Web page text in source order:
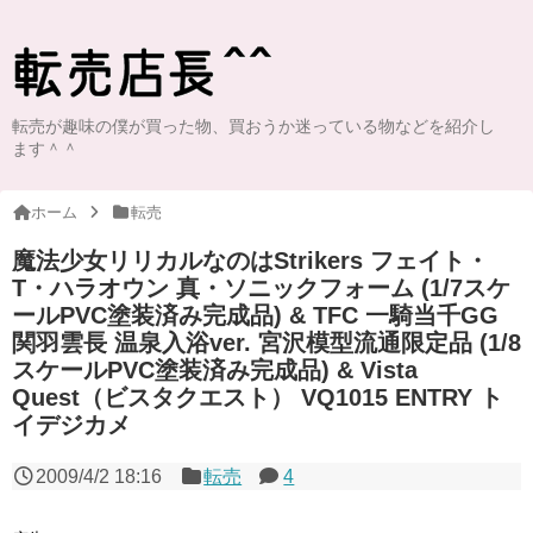
転売が趣味の僕が買った物、買おうか迷っている物などを紹介し
ます＾＾
ホーム 転売
魔法少女リリカルなのはStrikers フェイト・
T・ハラオウン 真・ソニックフォーム (1/7スケ
ールPVC塗装済み完成品) & TFC 一騎当千GG
関羽雲長 温泉入浴ver. 宮沢模型流通限定品 (1/8
スケールPVC塗装済み完成品) & Vista
Quest（ビスタクエスト） VQ1015 ENTRY ト
イデジカメ
2009/4/2 18:16 転売 4